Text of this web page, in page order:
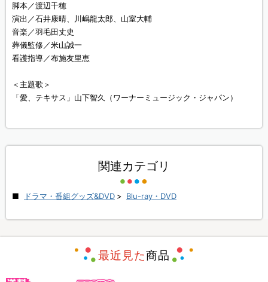
脚本／渡辺千穂
演出／石井康晴、川嶋龍太郎、山室大輔
音楽／羽毛田丈史
葬儀監修／米山誠一
看護指導／布施友里恵
＜主題歌＞
「愛、テキサス」山下智久（ワーナーミュージック・ジャパン）
関連カテゴリ
ドラマ・番組グッズ&DVD > Blu-ray・DVD
最近見た商品